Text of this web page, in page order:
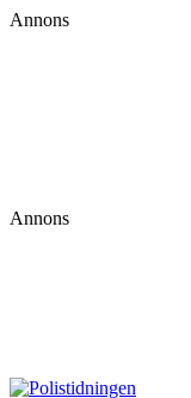
Annons
Annons